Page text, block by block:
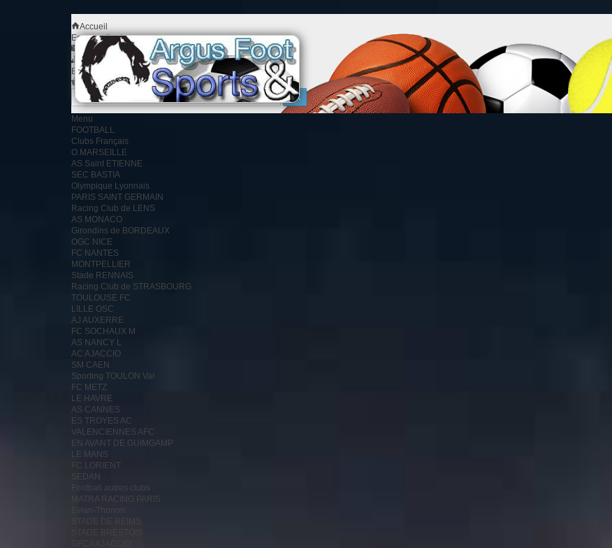
Accueil
Espace client
Contact
Plan du site
Bienvenue
Identifiez-vous
Votre compte
Votre panier 0produit0.00 €
Menu
FOOTBALL
Clubs Français
O.MARSEILLE
AS Saint ETIENNE
SEC BASTIA
Olympique Lyonnais
PARIS SAINT GERMAIN
Racing Club de LENS
AS MONACO
Girondins de BORDEAUX
OGC NICE
FC NANTES
MONTPELLIER
Stade RENNAIS
Racing Club de STRASBOURG
TOULOUSE FC
LILLE OSC
AJ AUXERRE
FC SOCHAUX M
AS NANCY L
AC AJACCIO
SM CAEN
Sporting TOULON Var
FC METZ
LE HAVRE
AS CANNES
ES TROYES AC
VALENCIENNES AFC
EN AVANT DE GUIMGAMP
LE MANS
FC LORIENT
SEDAN
Football autres clubs
MATRA RACING PARIS
Evian-Thonon
STADE DE REIMS